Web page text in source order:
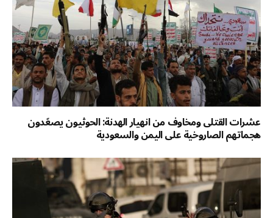
عشرات القتلى ومخاوف من انهيار الهدنة: الحوثيون يصعّدون
هجماتهم الصاروخية على اليمن والسعودية